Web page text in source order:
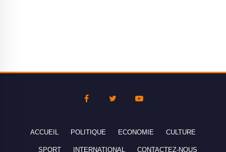
ACCUEIL POLITIQUE ECONOMIE CULTURE
SPORT INTERNATIONAL CONTACTEZ-NOUS